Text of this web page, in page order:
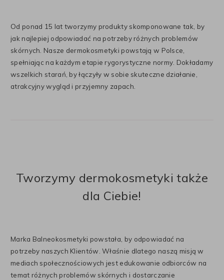
Od ponad 15 lat tworzymy produkty skomponowane tak, by
jak najlepiej odpowiadać na potrzeby różnych problemów
skórnych. Nasze dermokosmetyki powstają w Polsce,
spełniając na każdym etapie rygorystyczne normy. Dokładamy
wszelkich starań, by łączyły w sobie skuteczne działanie,
atrakcyjny wygląd i przyjemny zapach.
Tworzymy dermokosmetyki także
dla Ciebie!
Marka Balneokosmetyki powstała, by odpowiadać na
potrzeby naszych Klientów. Właśnie dlatego naszą misją w
mediach społecznościowych jest edukowanie odbiorców na
temat różnych problemów skórnych i dostarczanie